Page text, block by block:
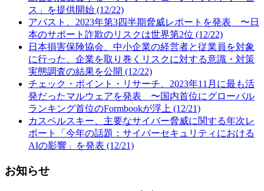
ス」を提供開始 (12/22)
アバスト、2023年第3四半期脅威レポートを発表 〜日
本のサポート詐欺のリスクは世界第2位 (12/22)
日本損害保険協会、中小企業の経営者と従業員を対象
に行った、企業を取り巻くリスクに対する意識・対策
実態調査の結果を公開 (12/22)
チェック・ポイント・リサーチ、2023年11月に最も活
発だったマルウェアを発表 〜国内首位にグローバル
ランキング首位のFormbookが浮上 (12/21)
カスペルスキー、主要なサイバー脅威に関する年次レ
ポート「今年の話題：サイバーセキュリティにおける
AIの影響」を発表 (12/21)
お知らせ